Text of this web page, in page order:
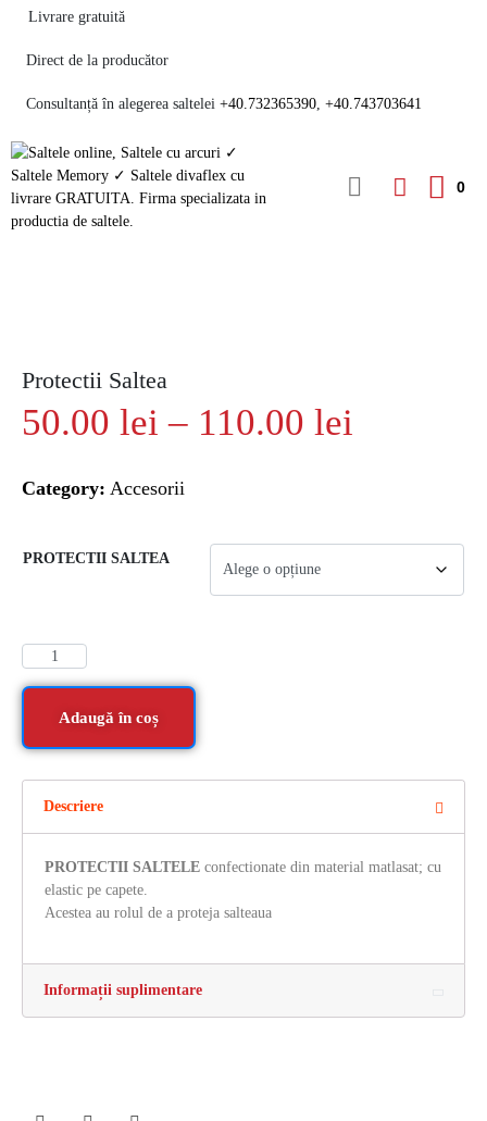
Livrare gratuită
Direct de la producător
Consultanță în alegerea saltelei +40.732365390, +40.743703641
0
Protectii Saltea
50.00 lei – 110.00 lei
Category: Accesorii
PROTECTII SALTEA
Adaugă în coș
Descriere
PROTECTII SALTELE confectionate din material matlasat; cu
elastic pe capete.
Acestea au rolul de a proteja salteaua
Informații suplimentare